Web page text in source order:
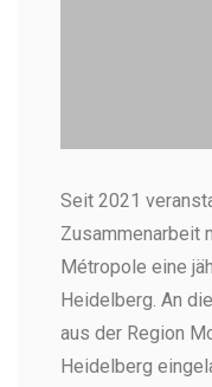
Hier werden
verkostet (Foto:
Seit 2021
Zusammenarbeit
Métropole eine
Heidelberg. An
aus der Region
Heidelberg